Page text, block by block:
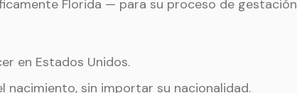
Florida — para su proceso de gestación
en Estados Unidos.
nacimiento, sin importar su nacionalidad.